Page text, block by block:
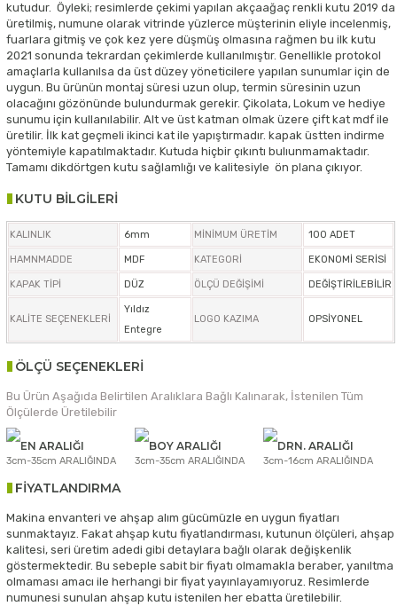
kutudur. Öyleki; resimlerde çekimi yapılan akçaağaç renkli kutu 2019 da
üretilmiş, numune olarak vitrinde yüzlerce müşterinin eliyle incelenmiş,
fuarlara gitmiş ve çok kez yere düşmüş olmasına rağmen bu ilk kutu
2021 sonunda tekrardan çekimlerde kullanılmıştır. Genellikle protokol
amaçlarla kullanılsa da üst düzey yöneticilere yapılan sunumlar için de
uygun. Bu ürünün montaj süresi uzun olup, termin süresinin uzun
olacağını gözönünde bulundurmak gerekir. Çikolata, Lokum ve hediye
sunumu için kullanılabilir. Alt ve üst katman olmak üzere çift kat mdf ile
üretilir. İlk kat geçmeli ikinci kat ile yapıştırmadır. kapak üstten indirme
yöntemiyle kapatılmaktadır. Kutuda hiçbir çıkıntı bulıunmamaktadır.
Tamamı dikdörtgen kutu sağlamlığı ve kalitesiyle ön plana çıkıyor.
KUTU BİLGİLERİ
KALINLIK 6mm MİNİMUM ÜRETİM 100 ADET
HAMNMADDE MDF KATEGORİ EKONOMİ SERİSİ
KAPAK TİPİ DÜZ ÖLÇÜ DEĞİŞİMİ DEĞİŞTİRİLEBİLİR
KALİTE SEÇENEKLERİ
Yıldız
Entegre
LOGO KAZIMA OPSİYONEL
ÖLÇÜ SEÇENEKLERİ
Bu Ürün Aşağıda Belirtilen Aralıklara Bağlı Kalınarak, İstenilen Tüm
Ölçülerde Üretilebilir
EN ARALIĞI
3cm-35cm ARALIĞINDA
BOY ARALIĞI
3cm-35cm ARALIĞINDA
DRN. ARALIĞI
3cm-16cm ARALIĞINDA
FİYATLANDIRMA
Makina envanteri ve ahşap alım gücümüzle en uygun fiyatları
sunmaktayız. Fakat ahşap kutu fiyatlandırması, kutunun ölçüleri, ahşap
kalitesi, seri üretim adedi gibi detaylara bağlı olarak değişkenlik
göstermektedir. Bu sebeple sabit bir fiyatı olmamakla beraber, yanıltma
olmaması amacı ile herhangi bir fiyat yayınlayamıyoruz. Resimlerde
numunesi sunulan ahşap kutu istenilen her ebatta üretilebilir.